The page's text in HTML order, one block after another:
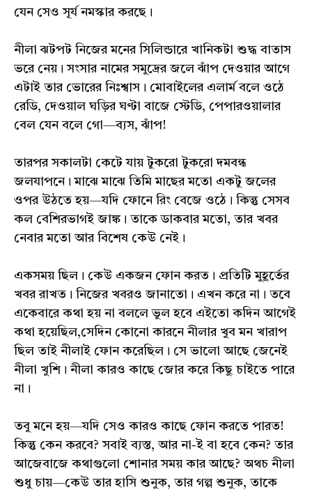
যেন সেও সূর্য নমস্কার করছে।
নীলা ঝটপট নিজের মনের সিলিন্ডারে খানিকটা শুদ্ধ বাতাস
ভরে নেয়। সংসার নামের সমুদ্রের জলে ঝাঁপ দেওয়ার আগে
এটাই তার ভোরের নিঃশ্বাস। মোবাইলের এলার্ম বলে ওঠে
রেডি, দেওয়াল ঘড়ির ঘণ্টা বাজে স্টেডি, পেপারওয়ালার
বেল যেন বলে গো—ব্যস, ঝাঁপ!
তারপর সকালটা কেটে যায় টুকরো টুকরো দমবন্ধ
জলযাপনে। মাঝে মাঝে তিমি মাছের মতো একটু জলের
ওপর উঠতে হয়—যদি ফোনে রিং বেজে ওঠে। কিন্তু সেসব
কল বেশিরভাগই জাঙ্ক। তাকে ডাকবার মতো, তার খবর
নেবার মতো আর বিশেষ কেউ নেই।
একসময় ছিল। কেউ একজন ফোন করত। প্রতিটি মুহূর্তের
খবর রাখত। নিজের খবরও জানাতো। এখন করে না। তবে
একেবারে কথা হয় না বললে ভুল হবে এইতো কদিন আগেই
কথা হয়েছিল,সেদিন কোনো কারনে নীলার খুব মন খারাপ
ছিল তাই নীলাই ফোন করেছিল। সে ভালো আছে জেনেই
নীলা খুশি। নীলা কারও কাছে জোর করে কিছু চাইতে পারে
না।
তবু মনে হয়—যদি সেও কারও কাছে ফোন করতে পারত!
কিন্তু কেন করবে? সবাই ব্যস্ত, আর না-ই বা হবে কেন? তার
আজেবাজে কথাগুলো শোনার সময় কার আছে? অথচ নীলা
শুধু চায়—কেউ তার হাসি শুনুক, তার গল্প শুনুক, তাকে